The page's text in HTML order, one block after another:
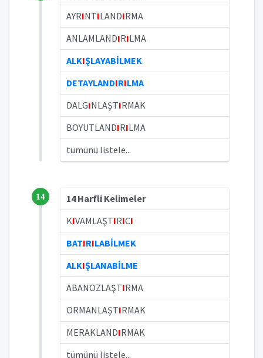
AYRINTILANDIRMA
ANLAMLANDIRILMA
ALKIŞLAYABİLMEK
DETAYLANDIRILMA
DALGINLAŞTIRMAK
BOYUTLANDIRILMA
tümünü listele...
14
14 Harfli Kelimeler
KIVAMLAŞTIRICI
BATIRILABİLMEK
ALKIŞLANABİLME
ABANOZLAŞTIRMA
ORMANLAŞTIRMAK
MERAKLANDIRMAK
tümünü listele...